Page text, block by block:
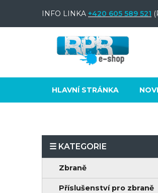
INFO LINKA +420 605 589 521
HLAVNÍ STRÁNKA
P
oPřeskočit
kategorie
a
Zbraně
Příslušenství pro zbraně